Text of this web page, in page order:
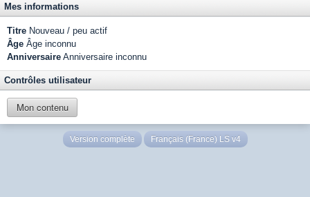
Mes informations
Titre Nouveau / peu actif
Âge Âge inconnu
Anniversaire Anniversaire inconnu
Contrôles utilisateur
Mon contenu
Version complète Français (France) LS v4